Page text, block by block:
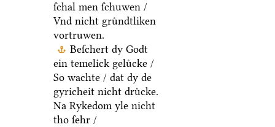
ſchal men ſchuwen /
Vnd nicht gruͤndtliken
vortruwen.
Beſchert dy Godt
ein temelick geluͤcke /
So wachte / dat dy de
gyricheit nicht druͤcke.
Na Rykedom yle nicht
tho ſehr /